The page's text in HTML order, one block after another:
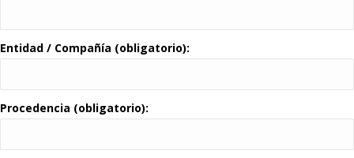
Entidad / Compañía (obligatorio):
Procedencia (obligatorio):